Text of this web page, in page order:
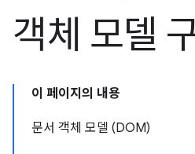
객체 모델
이 페이지의 내용
문서 객체 모델 (DOM)